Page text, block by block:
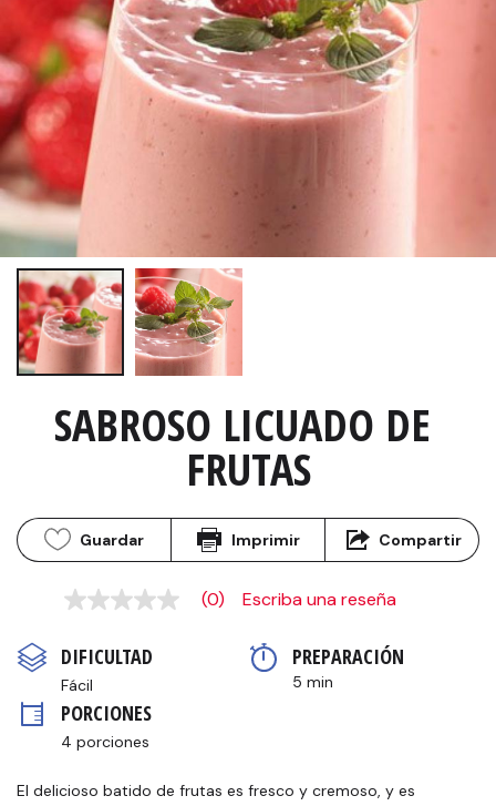
SABROSO LICUADO DE
FRUTAS
Guardar Imprimir Compartir
Sin
en
la
misma
página.
(0) Escriba una reseña
DIFICULTAD
Fácil
PREPARACIÓN
5 min
PORCIONES
4 porciones
El delicioso batido de frutas es fresco y cremoso, y es